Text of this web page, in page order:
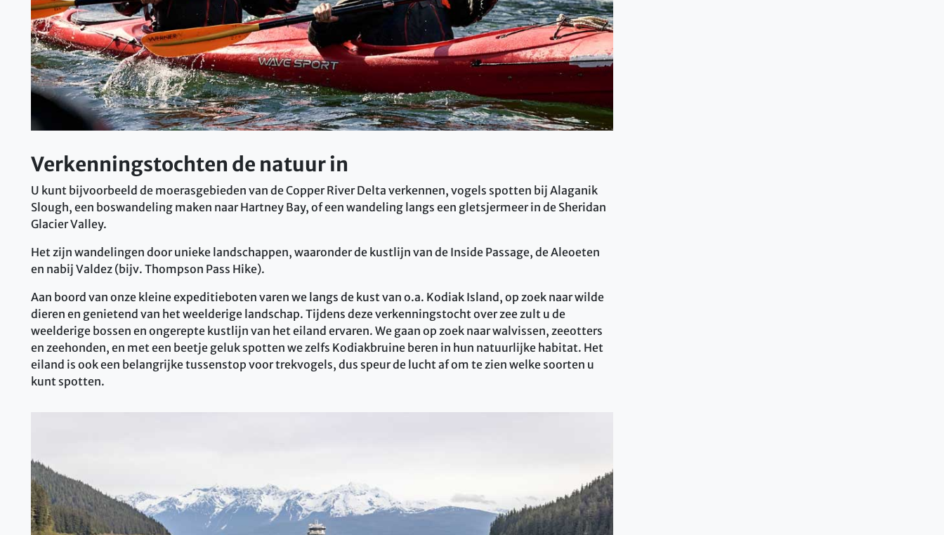
Verkenningstochten de natuur in
U kunt bijvoorbeeld de moerasgebieden van de Copper River Delta verkennen, vogels spotten bij Alaganik
Slough, een boswandeling maken naar Hartney Bay, of een wandeling langs een gletsjermeer in de Sheridan
Glacier Valley.
Het zijn wandelingen door unieke landschappen, waaronder de kustlijn van de Inside Passage, de Aleoeten
en nabij Valdez (bijv. Thompson Pass Hike).
Aan boord van onze kleine expeditieboten varen we langs de kust van o.a. Kodiak Island, op zoek naar wilde
dieren en genietend van het weelderige landschap. Tijdens deze verkenningstocht over zee zult u de
weelderige bossen en ongerepte kustlijn van het eiland ervaren. We gaan op zoek naar walvissen, zeeotters
en zeehonden, en met een beetje geluk spotten we zelfs Kodiakbruine beren in hun natuurlijke habitat. Het
eiland is ook een belangrijke tussenstop voor trekvogels, dus speur de lucht af om te zien welke soorten u
kunt spotten.